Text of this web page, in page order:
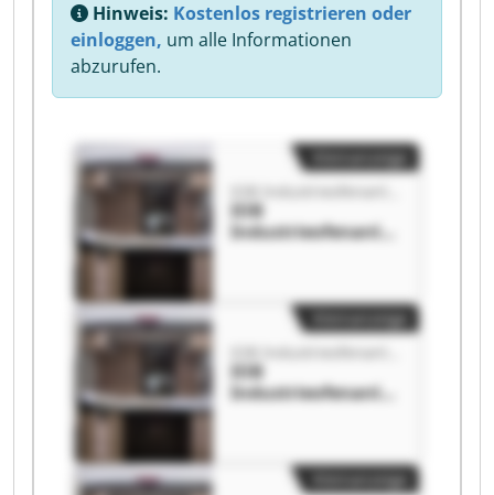
Hinweis: Kostenlos registrieren oder
einloggen, um alle Informationen
abzurufen.
IOB
Industrieofenanla
Industrieofenanla
gen Vertrieb GmbH
IOB
Industrieofenanla
Industrieofenanla
gen Vertrieb GmbH
Kleinanzeige
Kleinanzeige